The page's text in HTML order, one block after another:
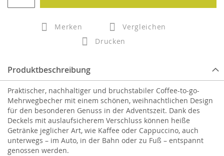
Merken
Vergleichen
Drucken
Produktbeschreibung
Praktischer, nachhaltiger und bruchstabiler Coffee-to-go-
Mehrwegbecher mit einem schönen, weihnachtlichen Design
für den besonderen Genuss in der Adventszeit. Dank des
Deckels mit auslaufsicherem Verschluss können heiße
Getränke jeglicher Art, wie Kaffee oder Cappuccino, auch
unterwegs – im Auto, in der Bahn oder zu Fuß – entspannt
genossen werden.